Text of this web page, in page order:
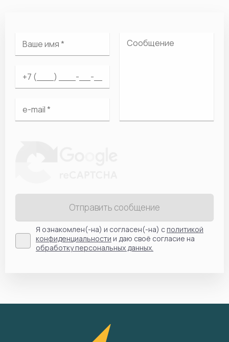
Отправить сообщение
Я ознакомлен(-на) и согласен(-на) сполитикой
конфиденциальности и даю своё согласие на
обработку персональных данных.